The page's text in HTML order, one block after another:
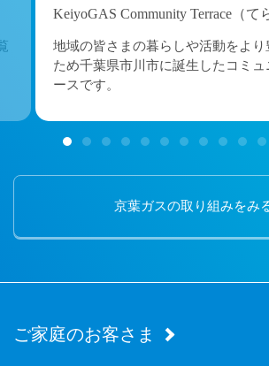
KeiyoGAS Community Terrace（て
地域の皆さまの暮らしや活動をより
ため千葉県市川市に誕生したコミ
ースです。
京葉ガスの取り組みをみ
ご家庭のお客さま